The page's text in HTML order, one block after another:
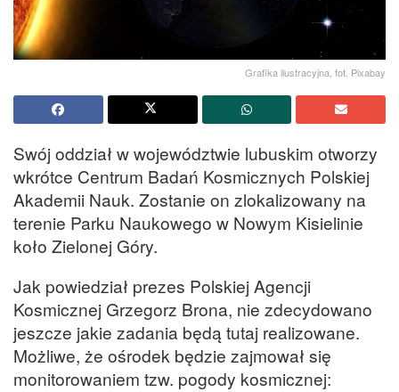
Grafika ilustracyjna, fot. Pixabay
Swój oddział w województwie lubuskim otworzy
wkrótce Centrum Badań Kosmicznych Polskiej
Akademii Nauk. Zostanie on zlokalizowany na
terenie Parku Naukowego w Nowym Kisielinie
koło Zielonej Góry.
Jak powiedział prezes Polskiej Agencji
Kosmicznej Grzegorz Brona, nie zdecydowano
jeszcze jakie zadania będą tutaj realizowane.
Możliwe, że ośrodek będzie zajmował się
monitorowaniem tzw. pogody kosmicznej: